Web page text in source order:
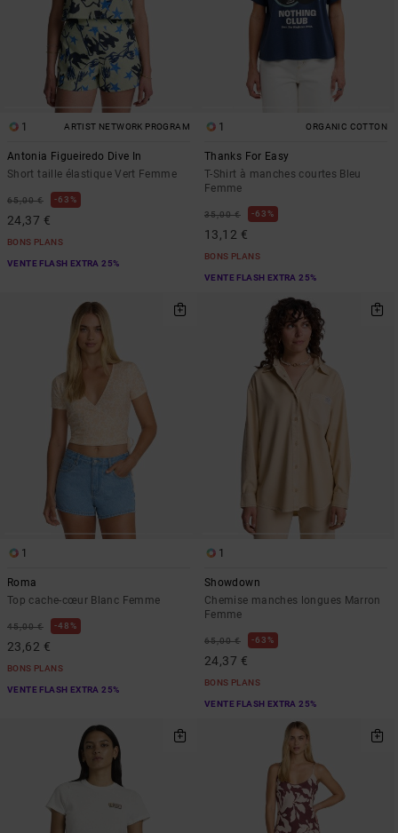
1 ARTIST NETWORK PROGRAM
Antonia Figueiredo Dive In
Short taille élastique Vert Femme
65,00 € 63%
24,37 €
BONS PLANS
VENTE FLASH EXTRA 25%
1 ORGANIC COTTON
Thanks For Easy
T-Shirt à manches courtes Bleu
Femme
35,00 € 63%
13,12 €
BONS PLANS
VENTE FLASH EXTRA 25%
1
Roma
Top cache-cœur Blanc Femme
45,00 € 48%
23,62 €
BONS PLANS
VENTE FLASH EXTRA 25%
1
Showdown
Chemise manches longues Marron
Femme
65,00 € 63%
24,37 €
BONS PLANS
VENTE FLASH EXTRA 25%